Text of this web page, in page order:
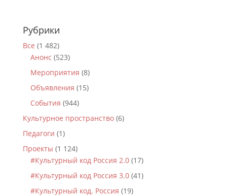
Рубрики
Все (1 482)
Анонс (523)
Мероприятия (8)
Объявления (15)
События (944)
Культурное пространство(6)
Педагоги (1)
Проекты (1 124)
#Культурный код Россия 2.0(17)
#Культурный код Россия 3.0(41)
#Культурный код. Россия (19)